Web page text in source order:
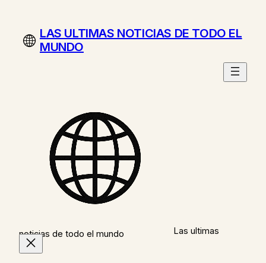
contenidoLAS ULTIMAS NOTICIAS DE TODO EL
MUNDO
Las ultimas
noticias de todo el mundo